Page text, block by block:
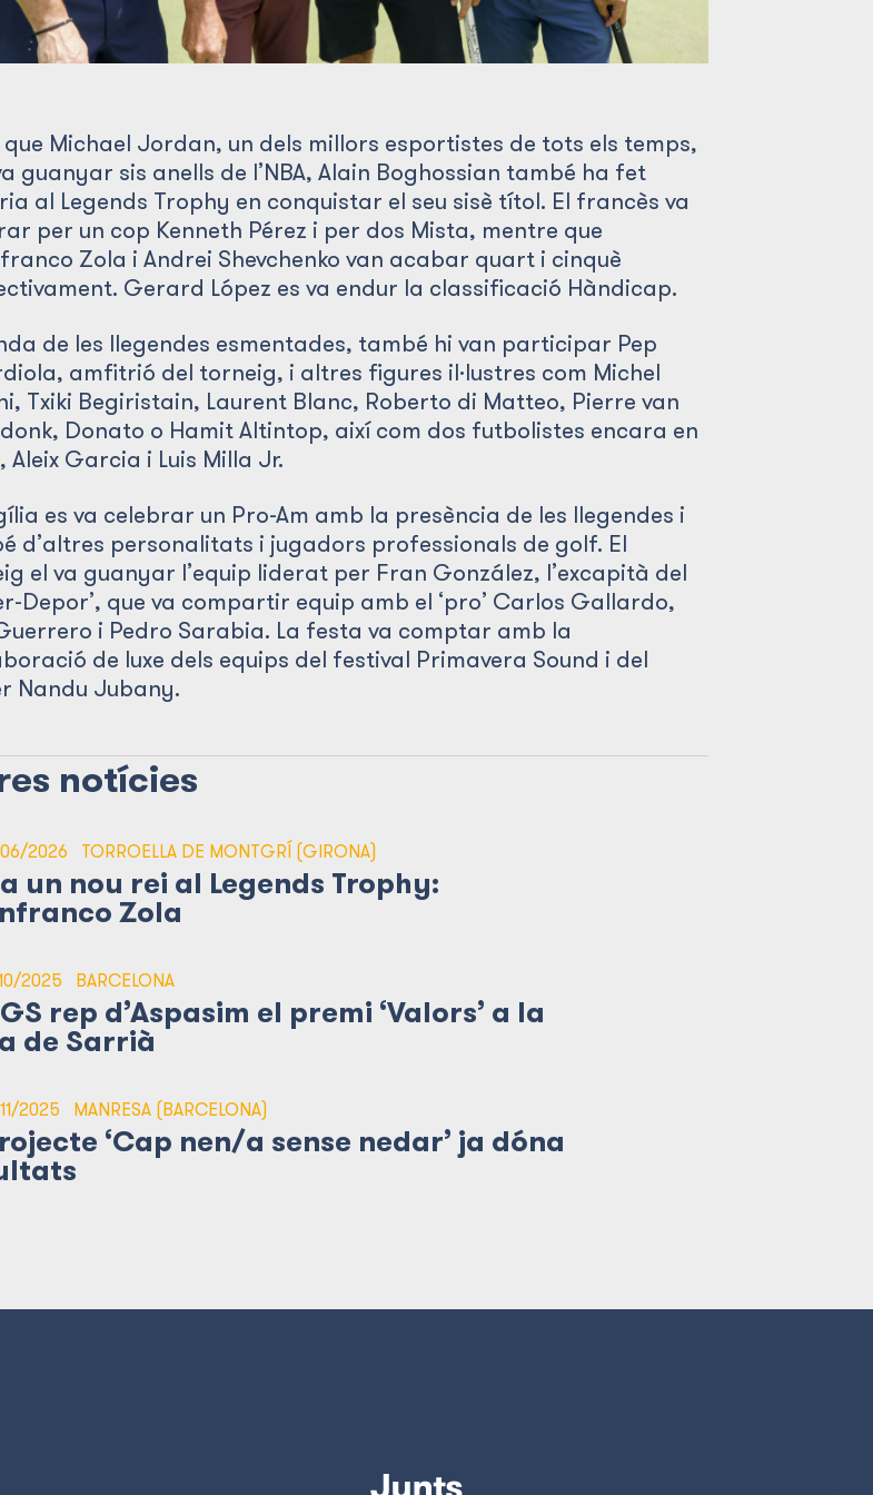
que Michael Jordan, un dels millors esportistes de tots els temps,
guanyar sis anells de l’NBA, Alain Boghossian també ha fet
al Legends Trophy en conquistar el seu sisè títol. El francès va
per un cop Kenneth Pérez i per dos Mista, mentre que
Zola i Andrei Shevchenko van acabar quart i cinquè
Gerard López es va endur la classificació Hàndicap.
de les llegendes esmentades, també hi van participar Pep
amfitrió del torneig, i altres figures il·lustres com Michel
Txiki Begiristain, Laurent Blanc, Roberto di Matteo, Pierre van
Donato o Hamit Altintop, així com dos futbolistes encara en
Aleix Garcia i Luis Milla Jr.
es va celebrar un Pro-Am amb la presència de les llegendes i
d’altres personalitats i jugadors professionals de golf. El
el va guanyar l’equip liderat per Fran González, l’excapità del
Depor’, que va compartir equip amb el ‘pro’ Carlos Gallardo,
i Pedro Sarabia. La festa va comptar amb la
de luxe dels equips del festival Primavera Sound i del
Nandu Jubany.
notícies
2026 TORROELLA DE MONTGRÍ (GIRONA)
un nou rei al Legends Trophy:
Zola
2025 BARCELONA
rep d’Aspasim el premi ‘Valors’ a la
de Sarrià
2025 MANRESA (BARCELONA)
‘Cap nen/a sense nedar’ ja dóna